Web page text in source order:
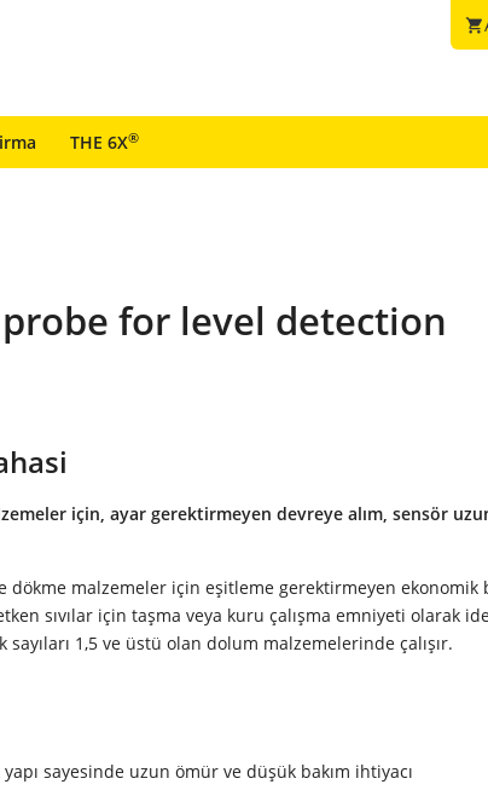
shopping_cart
THE 6X®
for level detection
için, ayar gerektirmeyen devreye alım, sensör
ve dökme malzemeler için eşitleme gerektirmeyen ekonomik
sıvılar için taşma veya kuru çalışma emniyeti olarak
sayıları 1,5 ve üstü olan dolum malzemelerinde çalışır.
sayesinde uzun ömür ve düşük bakım ihtiyacı